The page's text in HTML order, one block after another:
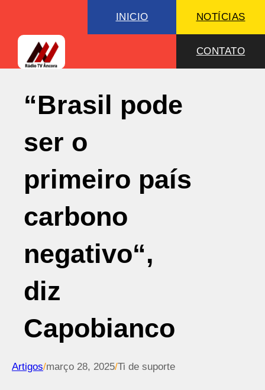
INICIO NOTÍCIAS
CONTATO
“Brasil pode
ser o
primeiro país
carbono
negativo“,
diz
Capobianco
Artigos/março 28, 2025/Ti de suporte